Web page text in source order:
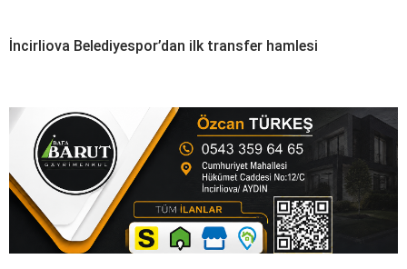
İncirliova Belediyespor’dan ilk transfer hamlesi